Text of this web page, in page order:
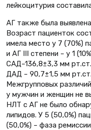
лейкоцитурия
АГ также была
Возраст пациенток
имела место у 7 (70%)
и АГ III степени – у 1
САД–136,8±3,3 мм
ДАД – 90,7±1,5 мм
Межгрупповых
у мужчин и женщин не
НЛТ с АГ не было
липидов. У 5 (50,0%)
(50,0%) – фаза